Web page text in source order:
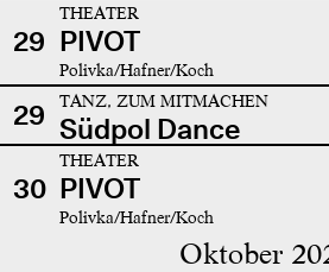
29
THEATER
PIVOT
Polivka/Hafner/Koch
29 TANZ, ZUM MITMACHEN
Südpol Dance
30
THEATER
PIVOT
Polivka/Hafner/Koch
Oktober